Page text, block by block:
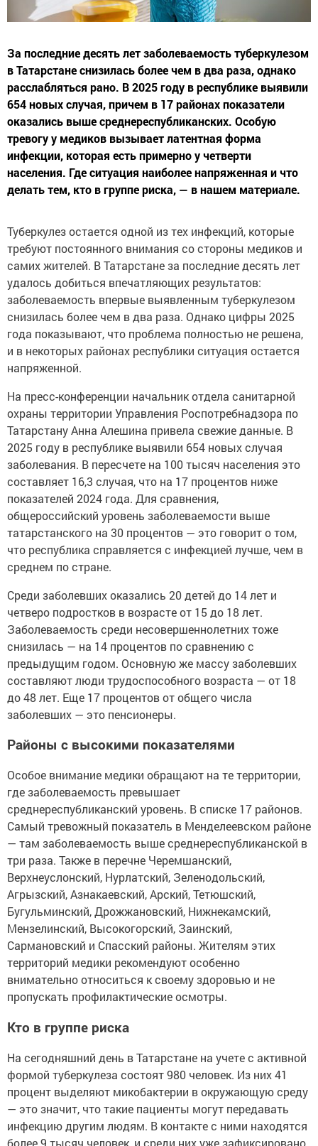
За последние десять лет заболеваемость туберкулезом
в Татарстане снизилась более чем в два раза, однако
расслабляться рано. В 2025 году в республике выявили
654 новых случая, причем в 17 районах показатели
оказались выше среднереспубликанских. Особую
тревогу у медиков вызывает латентная форма
инфекции, которая есть примерно у четверти
населения. Где ситуация наиболее напряженная и что
делать тем, кто в группе риска, — в нашем материале.
Туберкулез остается одной из тех инфекций, которые
требуют постоянного внимания со стороны медиков и
самих жителей. В Татарстане за последние десять лет
удалось добиться впечатляющих результатов:
заболеваемость впервые выявленным туберкулезом
снизилась более чем в два раза. Однако цифры 2025
года показывают, что проблема полностью не решена,
и в некоторых районах республики ситуация остается
напряженной.
На пресс-конференции начальник отдела санитарной
охраны территории Управления Роспотребнадзора по
Татарстану Анна Алешина привела свежие данные. В
2025 году в республике выявили 654 новых случая
заболевания. В пересчете на 100 тысяч населения это
составляет 16,3 случая, что на 17 процентов ниже
показателей 2024 года. Для сравнения,
общероссийский уровень заболеваемости выше
татарстанского на 30 процентов — это говорит о том,
что республика справляется с инфекцией лучше, чем в
среднем по стране.
Среди заболевших оказались 20 детей до 14 лет и
четверо подростков в возрасте от 15 до 18 лет.
Заболеваемость среди несовершеннолетних тоже
снизилась — на 14 процентов по сравнению с
предыдущим годом. Основную же массу заболевших
составляют люди трудоспособного возраста — от 18
до 48 лет. Еще 17 процентов от общего числа
заболевших — это пенсионеры.
Районы с высокими показателями
Особое внимание медики обращают на те территории,
где заболеваемость превышает
среднереспубликанский уровень. В списке 17 районов.
Самый тревожный показатель в Менделеевском районе
— там заболеваемость выше среднереспубликанской в
три раза. Также в перечне Черемшанский,
Верхнеуслонский, Нурлатский, Зеленодольский,
Агрызский, Азнакаевский, Арский, Тетюшский,
Бугульминский, Дрожжановский, Нижнекамский,
Мензелинский, Высокогорский, Заинский,
Сармановский и Спасский районы. Жителям этих
территорий медики рекомендуют особенно
внимательно относиться к своему здоровью и не
пропускать профилактические осмотры.
Кто в группе риска
На сегодняшний день в Татарстане на учете с активной
формой туберкулеза состоят 980 человек. Из них 41
процент выделяют микобактерии в окружающую среду
— это значит, что такие пациенты могут передавать
инфекцию другим людям. В контакте с ними находятся
более 9 тысяч человек, и среди них уже зафиксировано